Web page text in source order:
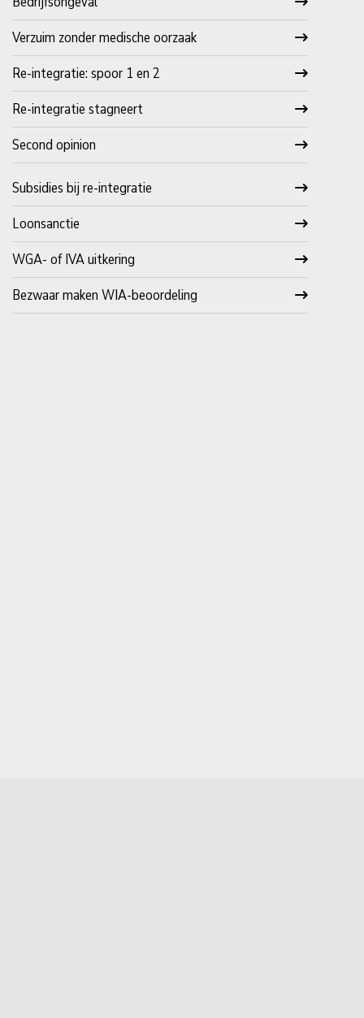
Verzuim zonder medische oorzaak
Re-integratie: spoor 1 en 2
Re-integratie stagneert
Second opinion
Subsidies bij re-integratie
Loonsanctie
WGA- of IVA uitkering
Bezwaar maken WIA-beoordeling